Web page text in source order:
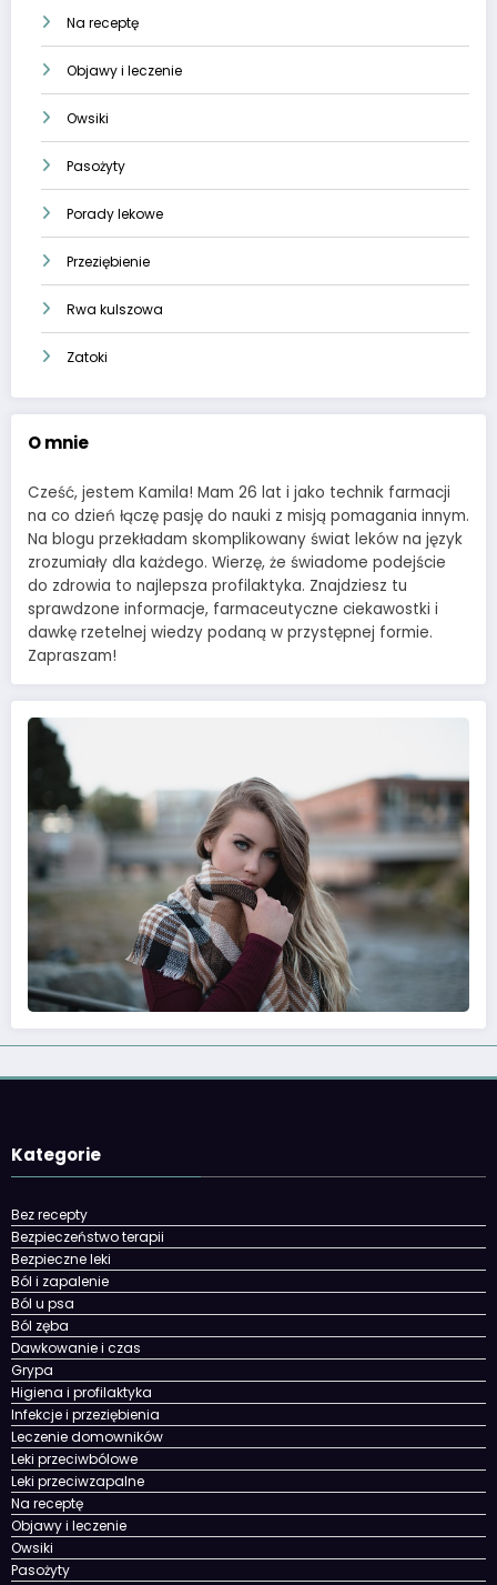
Na receptę
Objawy i leczenie
Owsiki
Pasożyty
Porady lekowe
Przeziębienie
Rwa kulszowa
Zatoki
O mnie
Cześć, jestem Kamila! Mam 26 lat i jako technik farmacji
na co dzień łączę pasję do nauki z misją pomagania innym.
Na blogu przekładam skomplikowany świat leków na język
zrozumiały dla każdego. Wierzę, że świadome podejście
do zdrowia to najlepsza profilaktyka. Znajdziesz tu
sprawdzone informacje, farmaceutyczne ciekawostki i
dawkę rzetelnej wiedzy podaną w przystępnej formie.
Zapraszam!
Kategorie
Bez recepty
Bezpieczeństwo terapii
Bezpieczne leki
Ból i zapalenie
Ból u psa
Ból zęba
Dawkowanie i czas
Grypa
Higiena i profilaktyka
Infekcje i przeziębienia
Leczenie domowników
Leki przeciwbólowe
Leki przeciwzapalne
Na receptę
Objawy i leczenie
Owsiki
Pasożyty